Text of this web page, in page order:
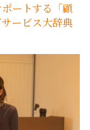
ートする「顧
ービス大辞典